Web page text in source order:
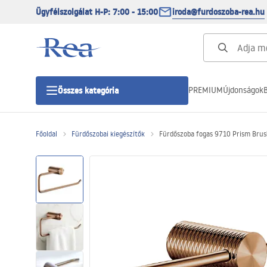
Ügyfélszolgálat H-P: 7:00 - 15:00 iroda@furdoszoba-rea.hu
Összes kategória
Zuhanyajtó
Zuhanylefolyók
PREMIUMÚjdonságok
Főoldal Fürdőszobai kiegészítők Fürdőszoba fogas 9710 Prism